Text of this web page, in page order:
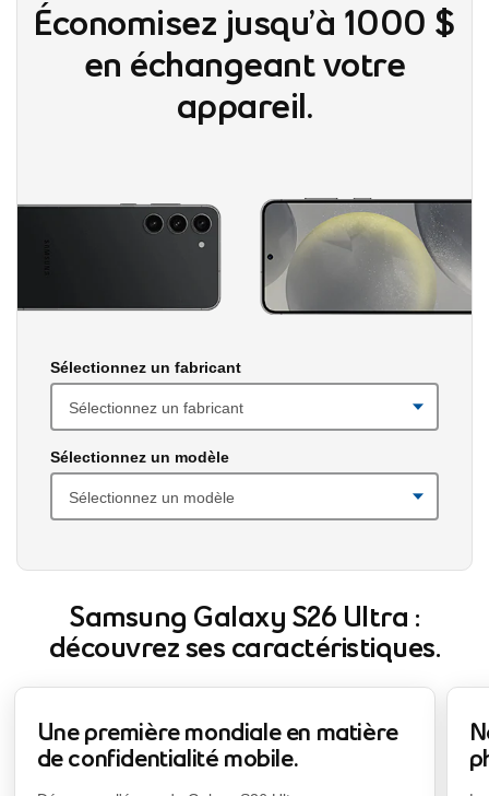
Économisez jusqu’à 1000 $
en échangeant votre
appareil.
Veuillez afficher les listes déroulantes avant d’y faire des
Sélectionnez un fabricant
Sélectionnez un modèle
Samsung Galaxy S26 Ultra :
découvrez ses caractéristiques.
Une première mondiale en matière
de confidentialité mobile.
footnote